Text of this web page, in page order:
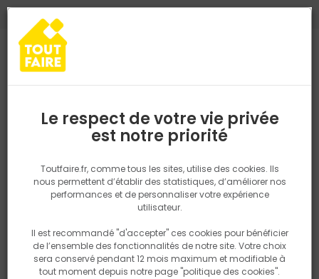
Retrouvez les délais et options de
livraison ainsi que les disponibiltiés en
LONGWY MATERIAUX MEXY
CGV Professionnels
CGV Particuliers
Plus de 450 points de vente
en France et en Belgique
Le respect de votre vie privée
est notre priorité
Toutfaire.fr, comme tous les sites, utilise des cookies. Ils
nous permettent d’établir des statistiques, d’améliorer nos
performances et de personnaliser votre expérience
utilisateur.
Il est recommandé "d'accepter" ces cookies pour bénéficier
de l’ensemble des fonctionnalités de notre site. Votre choix
sera conservé pendant 12 mois maximum et modifiable à
tout moment depuis notre page "politique des cookies".
TROUVEZ VOTRE MAGASIN TOUT FAIRE
Saisissez votre région pour les informations de stock et de
P. ex. Ile de france
Rechercher
Nous utilisons des cookies pour fournir ce service. En
savoir plus sur la façon dont nous utilisons les cookies
dans notre politique.